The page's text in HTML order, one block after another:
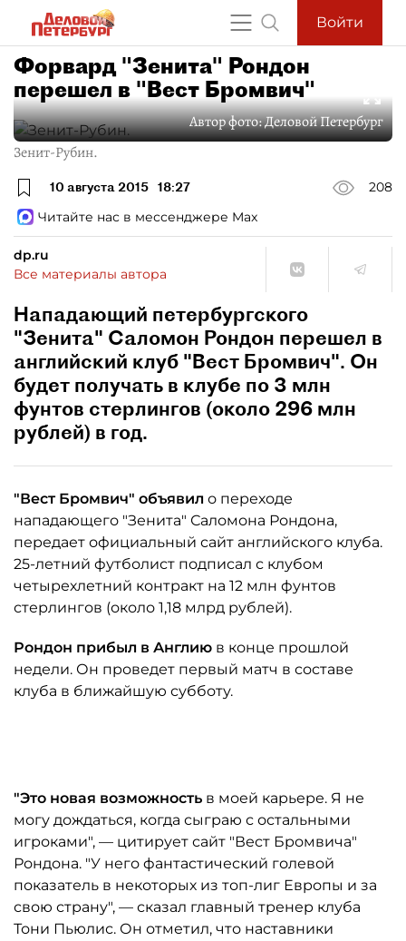
Войти
Форвард "Зенита" Рондон
перешел в "Вест Бромвич"
Автор фото:Деловой Петербург
Зенит-Рубин.
10 августа 2015 18:27
208
Читайте нас в мессенджере Max
dp.ru
Все материалы автора
Нападающий петербургского
"Зенита" Саломон Рондон перешел в
английский клуб "Вест Бромвич". Он
будет получать в клубе по 3 млн
фунтов стерлингов (около 296 млн
рублей) в год.
"Вест Бромвич" объявил о переходе
нападающего "Зенита" Саломона Рондона,
передает официальный сайт английского клуба.
25-летний футболист подписал с клубом
четырехлетний контракт на 12 млн фунтов
стерлингов (около 1,18 млрд рублей).
Рондон прибыл в Англию в конце прошлой
недели. Он проведет первый матч в составе
клуба в ближайшую субботу.
"Это новая возможность в моей карьере. Я не
могу дождаться, когда сыграю с остальными
игроками", — цитирует сайт "Вест Бромвича"
Рондона. "У него фантастический голевой
показатель в некоторых из топ-лиг Европы и за
свою страну", — сказал главный тренер клуба
Тони Пьюлис. Он отметил, что наставники